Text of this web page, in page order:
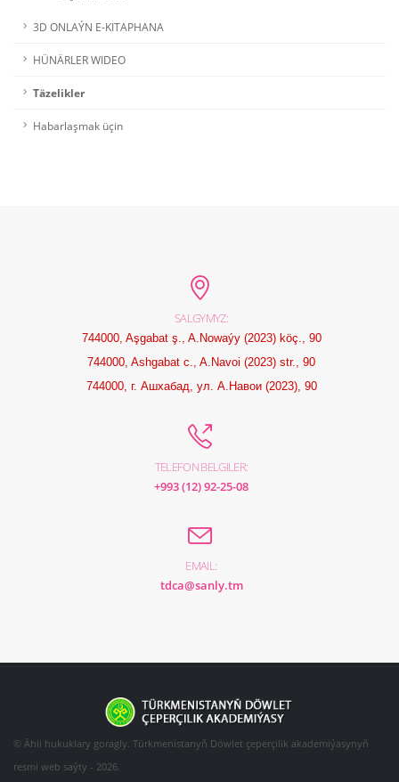
3D ONLAÝN E-KITAPHANA
HÜNÄRLER WIDEO
Täzelikler
Habarlaşmak üçin
SALGYMYZ:
744000, Aşgabat ş., A.Nowaýy (2023) köç., 90
744000, Ashgabat c., A.Navoi (2023) str., 90
744000, г. Ашхабад, ул. А.Навои (2023), 90
TELEFON BELGILER:
+993 (12) 92-25-08
EMAIL:
tdca@sanly.tm
© Ähli hukuklary goragly. Türkmenistanyň Döwlet çeperçilik akademiýasynyň
resmi web saýty - 2026.